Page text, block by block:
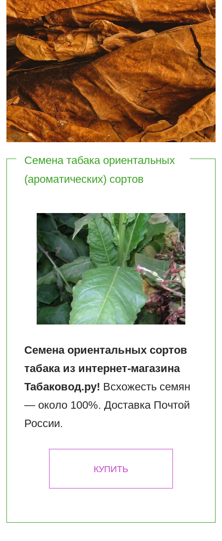
Семена табака ориентальных
(ароматических) сортов
Семена ориентальных сортов
табака из интернет-магазина
Табаковод.ру! Всхожесть семян
— около 100%. Доставка Почтой
России.
КУПИТЬ